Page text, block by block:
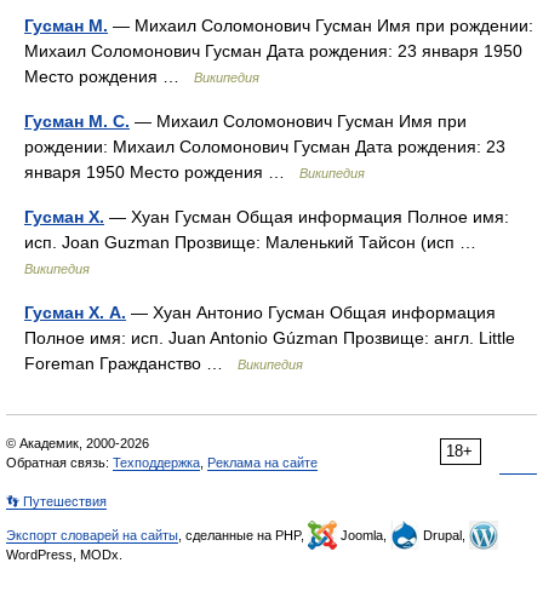
Гусман М. — Михаил Соломонович Гусман Имя при рождении:
Михаил Соломонович Гусман Дата рождения: 23 января 1950
Место рождения …
Википедия
Гусман М. С. — Михаил Соломонович Гусман Имя при
рождении: Михаил Соломонович Гусман Дата рождения: 23
января 1950 Место рождения …
Википедия
Гусман Х. — Хуан Гусман Общая информация Полное имя:
исп. Joan Guzman Прозвище: Маленький Тайсон (исп …
Википедия
Гусман Х. А. — Хуан Антонио Гусман Общая информация
Полное имя: исп. Juan Antonio Gúzman Прозвище: англ. Little
Foreman Гражданство …
Википедия
18+
© Академик, 2000-2026
Обратная связь: Техподдержка Реклама на сайте
👣 Путешествия
Экспорт словарей на сайты , сделанные на PHP, Joomla,
Drupal,
WordPress, MODx.